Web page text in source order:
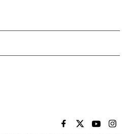
EL PAÍS BRASIL EN
EL PAÍSEL PAÍS
EL